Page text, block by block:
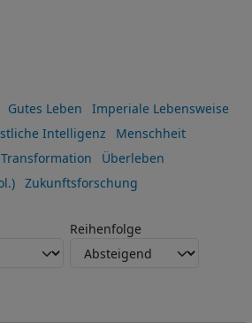
Gutes Leben
Imperiale Lebensweise
Intelligenz
Menschheit
Transformation
Überleben
Zukunftsforschung
Reihenfolge